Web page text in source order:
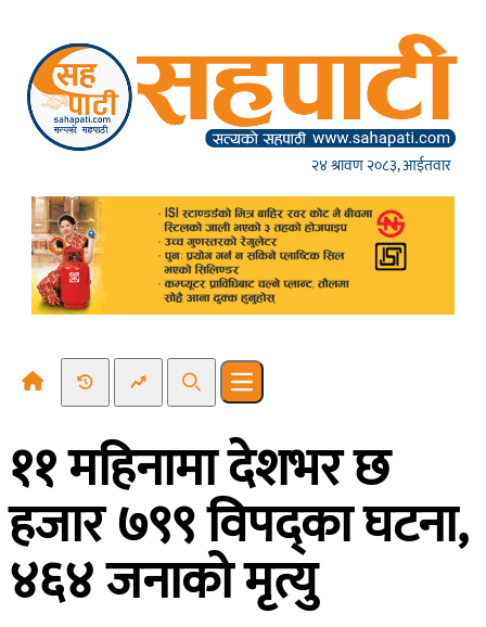
२४ श्रावण २०८३, आईतवार
Recent NewsTrending News
SearchOpen main menu
११ महिनामा देशभर छ
हजार ७९९ विपद्का घटना,
४६४ जनाको मृत्यु